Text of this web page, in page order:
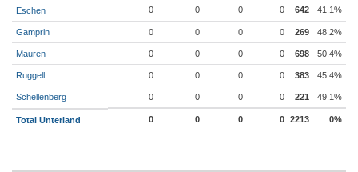
Eschen 0 0 0 0 642 41.1%
Gamprin 0 0 0 0 269 48.2%
Mauren 0 0 0 0 698 50.4%
Ruggell 0 0 0 0 383 45.4%
Schellenberg 0 0 0 0 221 49.1%
Total Unterland 0 0 0 0 2213 0%